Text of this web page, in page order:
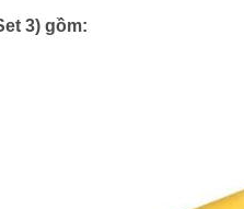
3) gồm: